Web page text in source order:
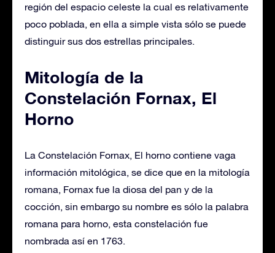
región del espacio celeste la cual es relativamente
poco poblada, en ella a simple vista sólo se puede
distinguir sus dos estrellas principales.
Mitología de la
Constelación Fornax, El
Horno
La Constelación Fornax, El horno contiene vaga
información mitológica, se dice que en la mitología
romana, Fornax fue la diosa del pan y de la
cocción, sin embargo su nombre es sólo la palabra
romana para horno, esta constelación fue
nombrada así en 1763.